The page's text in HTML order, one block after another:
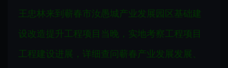
王忠林来到蕲春市汝愚城产业发展园区基础建
设改造提升工程项目当晚，实地考察工程项目
工程建设进展，详细查问蕲春产业发展发展、